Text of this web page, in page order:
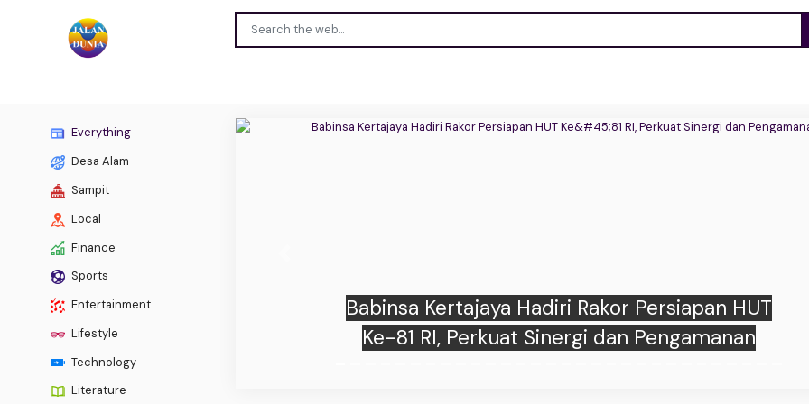
Everything
Desa Alam
Sampit
Local
Finance
Sports
Entertainment
Lifestyle
Technology
Literature
Perkuat Komsos, Jaga Kamtibmas Bersama
Warga